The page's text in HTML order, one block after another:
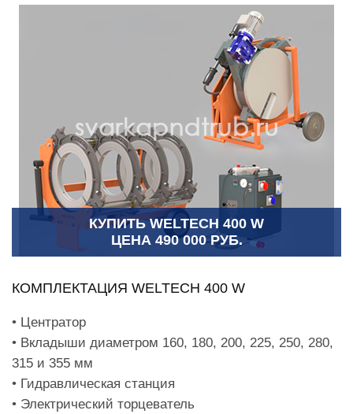
КУПИТЬ WELTECH 400 W
ЦЕНА 490 000 РУБ.
КОМПЛЕКТАЦИЯ WELTECH 400 W
• Центратор
• Вкладыши диаметром 160, 180, 200, 225, 250, 280,
315 и 355 мм
• Гидравлическая станция
• Электрический торцеватель